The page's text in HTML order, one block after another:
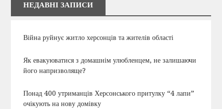
НЕДАВНІ ЗАПИСИ
Війна руйнує житло херсонців та жителів області
Як евакуюватися з домашнім улюбленцем, не залишаючи
його напризволяще?
Понад 400 утриманців Херсонського притулку “4 лапи”
очікують на нову домівку